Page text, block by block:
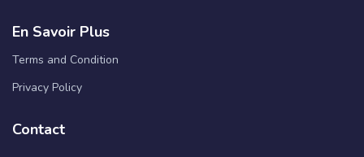
En Savoir Plus
Terms and Condition
Privacy Policy
Contact